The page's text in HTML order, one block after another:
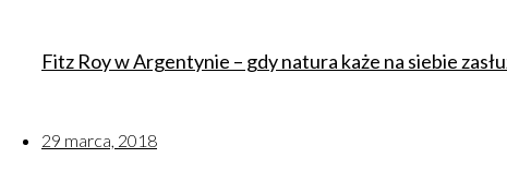
Fitz Roy w Argentynie – gdy natura każe na siebie
29 marca, 2018